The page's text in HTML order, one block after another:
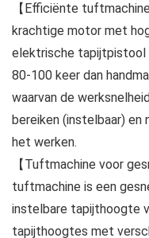
【Efficiënte
krachtige motor met
elektrische
80-100 keer dan
waarvan de
bereiken (instelbaar) en
het werken.
【Tuftmachine voor
tuftmachine is een
instelbare tapijthoogte
tapijthoogtes met